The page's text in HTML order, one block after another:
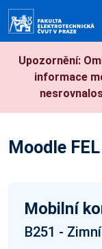
Upozornění:
informace
Moodle
Mobilní
B251 -